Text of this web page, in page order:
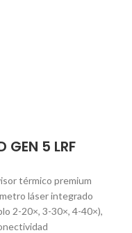
5 LRF
térmico premium
láser integrado
2-20×, 3-30×, 4-40×),